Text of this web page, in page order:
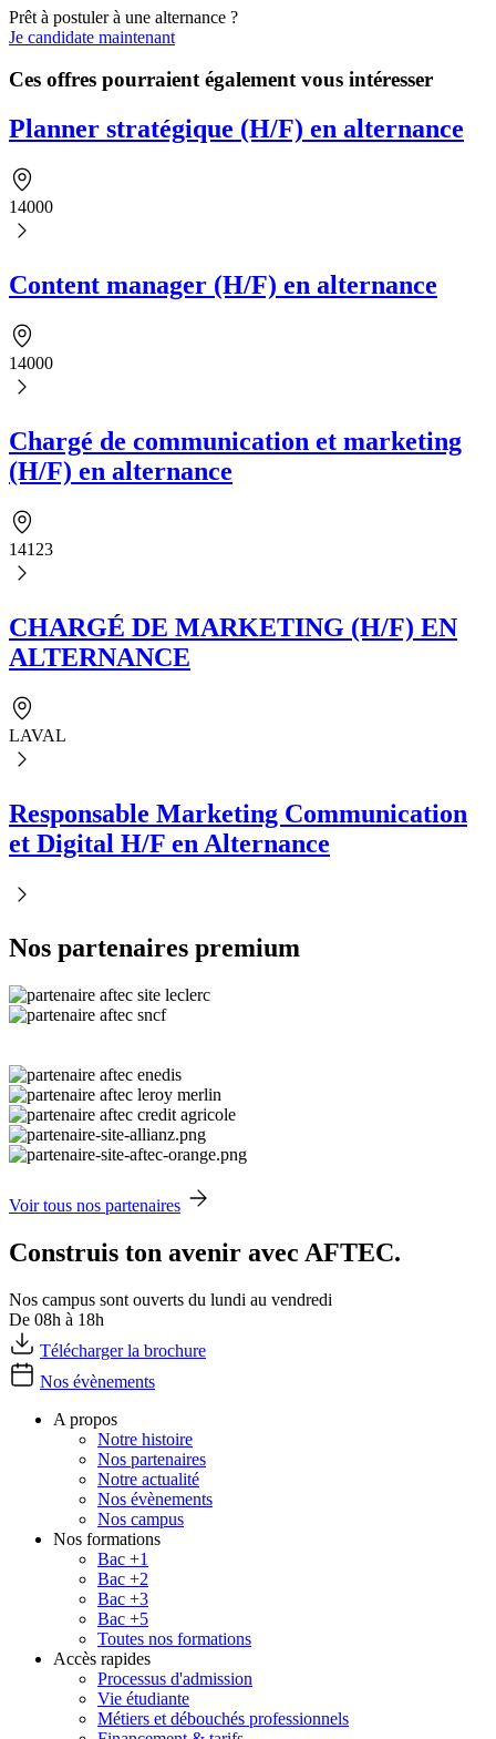
Prêt à postuler à une alternance ?
Je candidate maintenant
Ces offres pourraient également vous intéresser
Planner stratégique (H/F) en alternance
14000
Content manager (H/F) en alternance
14000
Chargé de communication et marketing
(H/F) en alternance
14123
CHARGÉ DE MARKETING (H/F) EN
ALTERNANCE
LAVAL
Responsable Marketing Communication
et Digital H/F en Alternance
Nos partenaires premium
Voir tous nos partenaires
Construis ton avenir avec AFTEC.
Nos campus sont ouverts du lundi au vendredi
De 08h à 18h
Télécharger la brochure
Nos évènements
A propos
Notre histoire
Nos partenaires
Notre actualité
Nos évènements
Nos campus
Nos formations
Bac +1
Bac +2
Bac +3
Bac +5
Toutes nos formations
Accès rapides
Processus d'admission
Vie étudiante
Métiers et débouchés professionnels